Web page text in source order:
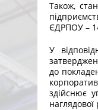
Також,
ЄДРПОУ –
У
до
здійснює
наглядової